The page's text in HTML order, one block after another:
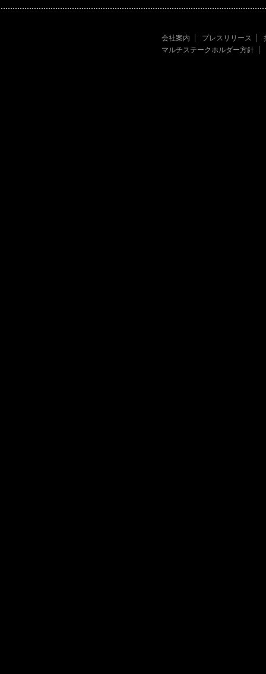
会社案内 プレスリリース
マルチステークホルダー方針